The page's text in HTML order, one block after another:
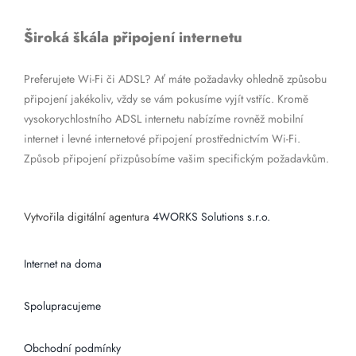
Široká škála připojení internetu
Preferujete Wi-Fi či ADSL? Ať máte požadavky ohledně způsobu
připojení jakékoliv, vždy se vám pokusíme vyjít vstříc. Kromě
vysokorychlostního ADSL internetu nabízíme rovněž mobilní
internet i levné internetové připojení prostřednictvím Wi-Fi.
Způsob připojení přizpůsobíme vašim specifickým požadavkům.
Vytvořila digitální agentura 4WORKS Solutions s.r.o.
Internet na doma
Spolupracujeme
Obchodní podmínky